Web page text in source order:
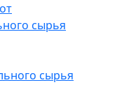
сырья
сырья